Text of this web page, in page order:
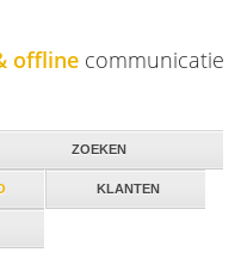
offline communicatie
KLANTEN
ZOEKEN